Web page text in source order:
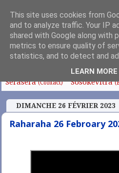
Fanoroana (Index) Fanolorana
Serasera(Contact) Sosokevitra
DIMANCHE 26 FÉVRIER 2023
Raharaha 26 Febroary
This site uses cookies from
and to analyze traffic. Your IP
shared with Google along with
metrics to ensure quality of
statistics, and to detect and
LEARN MORE